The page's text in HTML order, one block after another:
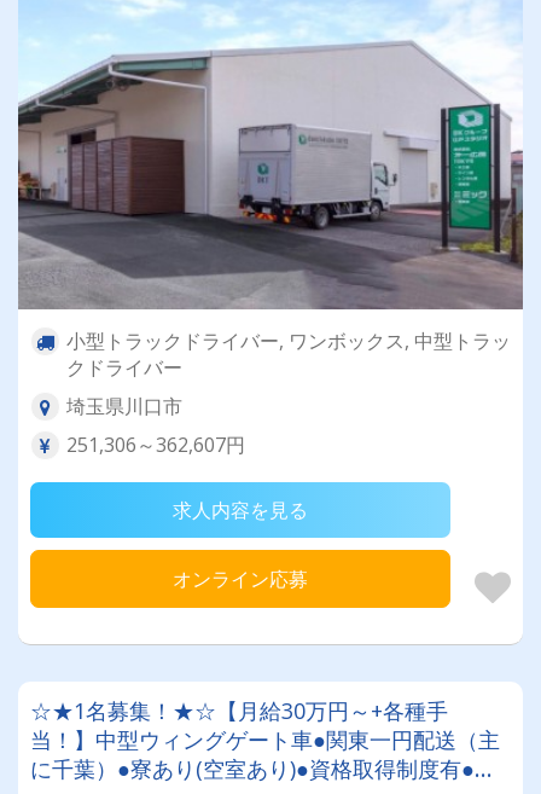
小型トラックドライバー, ワンボックス, 中型トラッ
クドライバー
埼玉県川口市
251,306～362,607円
求人内容を見る
オンライン応募
☆★1名募集！★☆【月給30万円～+各種手
当！】中型ウィングゲート車●関東一円配送（主
に千葉）●寮あり(空室あり)●資格取得制度有●自